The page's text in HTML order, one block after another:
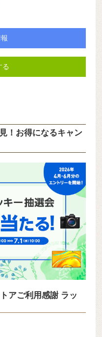
る
！お得になるキャン
アご利用感謝 ラッ